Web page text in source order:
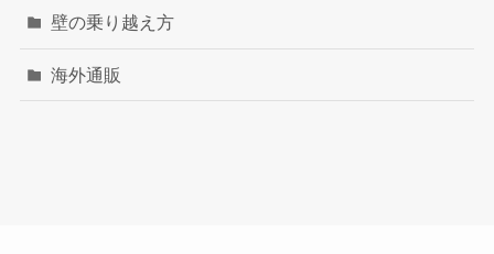
壁の乗り越え方
海外通販